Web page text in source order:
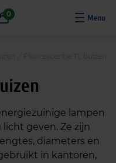
0
lampen
geven. Ze zijn
diameters en
in kantoren,